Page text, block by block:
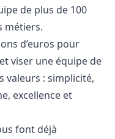
de plus de 100
métiers.
d’euros pour
viser une équipe de
valeurs : simplicité,
excellence et
font déjà